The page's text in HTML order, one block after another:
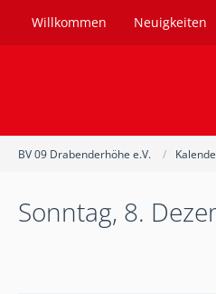
Willkommen Neuigkeiten
BV 09 Drabenderhöhe e.V.
Sonntag, 8.